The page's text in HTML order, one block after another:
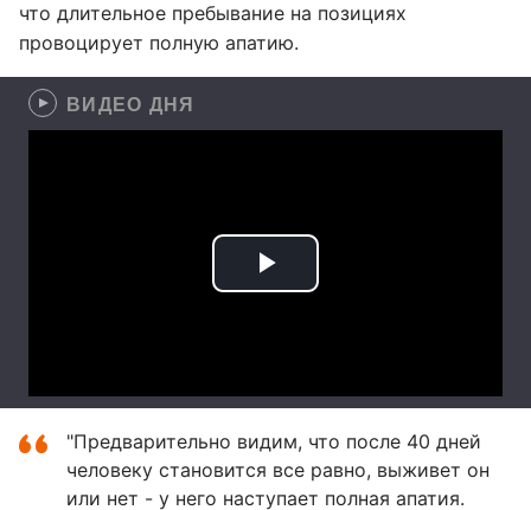
что длительное пребывание на позициях
провоцирует полную апатию.
ВИДЕО ДНЯ
"Предварительно видим, что после 40 дней
человеку становится все равно, выживет он
или нет - у него наступает полная апатия.